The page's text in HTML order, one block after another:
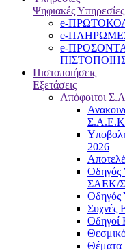
Ψηφιακές Υπηρεσίες
e-
e-
e-
Πιστοποιήσεις
Εξετάσεις
Απόφοιτοι
2026
Οδηγός
ΣΑΕΚ/
Οδηγός
Συχνές
Οδηγοί
Θέματα